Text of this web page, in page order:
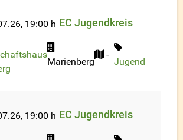
, 19:00 h EC Jugendkreis
Marienberg
-
Jugend
, 19:00 h EC Jugendkreis